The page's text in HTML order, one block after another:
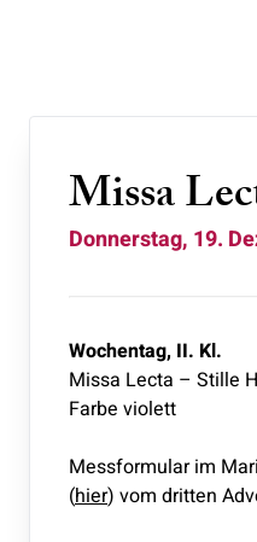
Missa
Donnerstag, 19.
Wochentag, II. Kl.
Missa Lecta – Stille
Farbe violett
Messformular im
(hier) vom dritten